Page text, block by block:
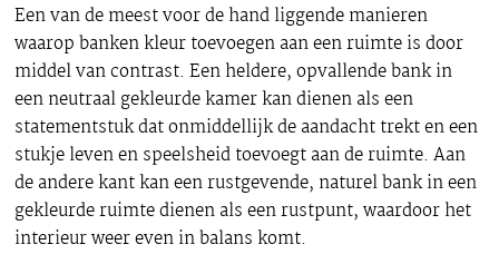
Een van de meest voor de hand liggende manieren
waarop banken kleur toevoegen aan een ruimte is door
middel van contrast. Een heldere, opvallende bank in
een neutraal gekleurde kamer kan dienen als een
statementstuk dat onmiddellijk de aandacht trekt en een
stukje leven en speelsheid toevoegt aan de ruimte. Aan
de andere kant kan een rustgevende, naturel bank in een
gekleurde ruimte dienen als een rustpunt, waardoor het
interieur weer even in balans komt.